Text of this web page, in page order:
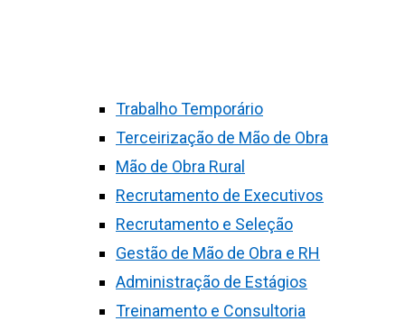
Trabalho Temporário
Terceirização de Mão de Obra
Mão de Obra Rural
Recrutamento de Executivos
Recrutamento e Seleção
Gestão de Mão de Obra e RH
Administração de Estágios
Treinamento e Consultoria